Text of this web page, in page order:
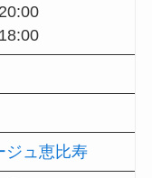
ジュ恵比寿